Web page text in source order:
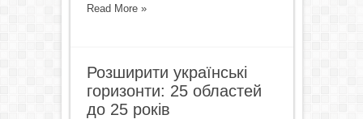
Read More »
Розширити українські
горизонти: 25 областей
до 25 років